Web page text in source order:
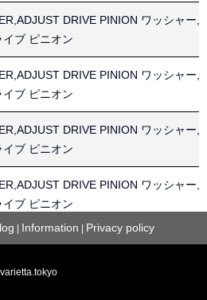
DRIVE PINION ワッシャー,
イブ ピニオン
DRIVE PINION ワッシャー,
イブ ピニオン
DRIVE PINION ワッシャー,
イブ ピニオン
DRIVE PINION ワッシャー,
イブ ピニオン
イブ ピニオン
Information Privacy policy
varietta.tokyo